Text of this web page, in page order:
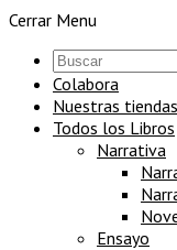
Cerrar Menu
Colabora
Nuestras tiendas
Todos los Libros
Narrativa
Ensayo